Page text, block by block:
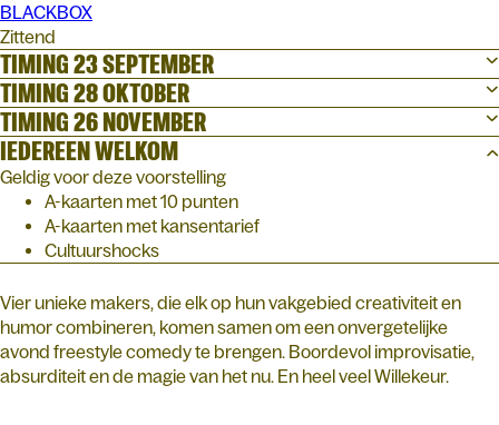
BLACKBOX
Zittend
TIMING 23 SEPTEMBER
TIMING 28 OKTOBER
TIMING 26 NOVEMBER
IEDEREEN WELKOM
Geldig voor deze voorstelling
A-kaarten met 10 punten
A-kaarten met kansentarief
Cultuurshocks
Vier unieke makers, die elk op hun vakgebied creativiteit en
humor combineren, komen samen om een onvergetelijke
avond freestyle comedy te brengen. Boordevol improvisatie,
absurditeit en de magie van het nu. En heel veel Willekeur.